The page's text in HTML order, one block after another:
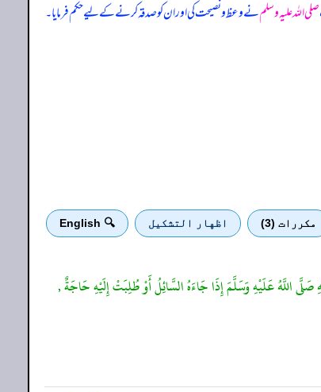
صلی اللہ علیہ وسلمنے وعظ و نصیحت کی اور ان کو صدقہ کرنے کے لیے حکم فرمایا۔
مكررات (3) اظهار التشكيل 🔍 English
اللَّهُ عَلَيْهِ وَسَلَّمَ إِذَا جَاءَهُ السَّائِلُ أَوْ طُلِبَتْ إِلَيْهِ حَاجَةٌ ,